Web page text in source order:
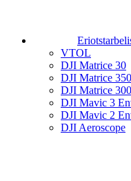
VTOL
DJI Matrice 30
DJI Matrice
DJI Matrice
DJI Mavic 3
DJI Mavic 2
DJI Aeroscope